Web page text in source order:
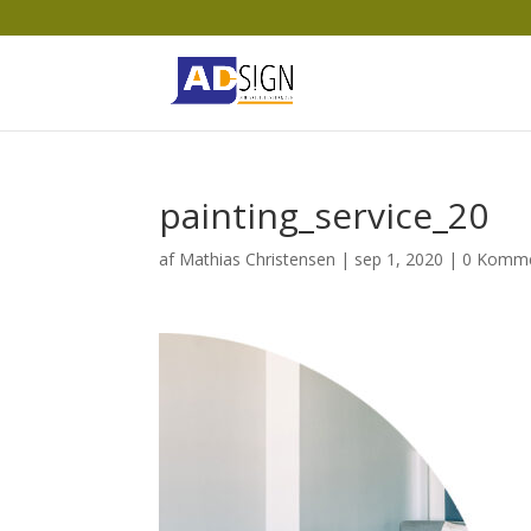
painting_service_20
af Mathias Christensen | sep 1, 2020 | 0